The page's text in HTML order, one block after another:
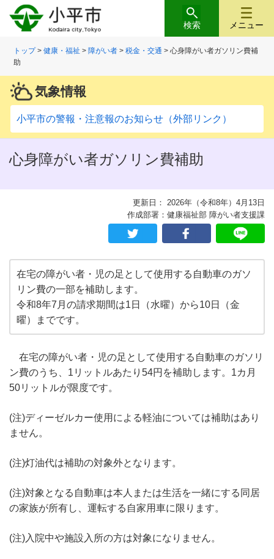
メニュー
検索
トップ>健康・福祉 > 障がい者 >税金・交通 > 心身障がい者ガソリン費補
助
気象情報
小平市の警報・注意報のお知らせ（外部リンク）
心身障がい者ガソリン費補助
更新日： 2026年（令和8年）4月13日
作成部署：健康福祉部 障がい者支援課
在宅の障がい者・児の足として使用する自動車のガソ
リン費の一部を補助します。
令和8年7月の請求期間は1日（水曜）から10日（金
曜）までです。
在宅の障がい者・児の足として使用する自動車のガソリ
ン費のうち、1リットルあたり54円を補助します。1カ月
50リットルが限度です。
(注)ディーゼルカー使用による軽油については補助はあり
ません。
(注)灯油代は補助の対象外となります。
(注)対象となる自動車は本人または生活を一緒にする同居
の家族が所有し、運転する自家用車に限ります。
(注)入院中や施設入所の方は対象になりません。